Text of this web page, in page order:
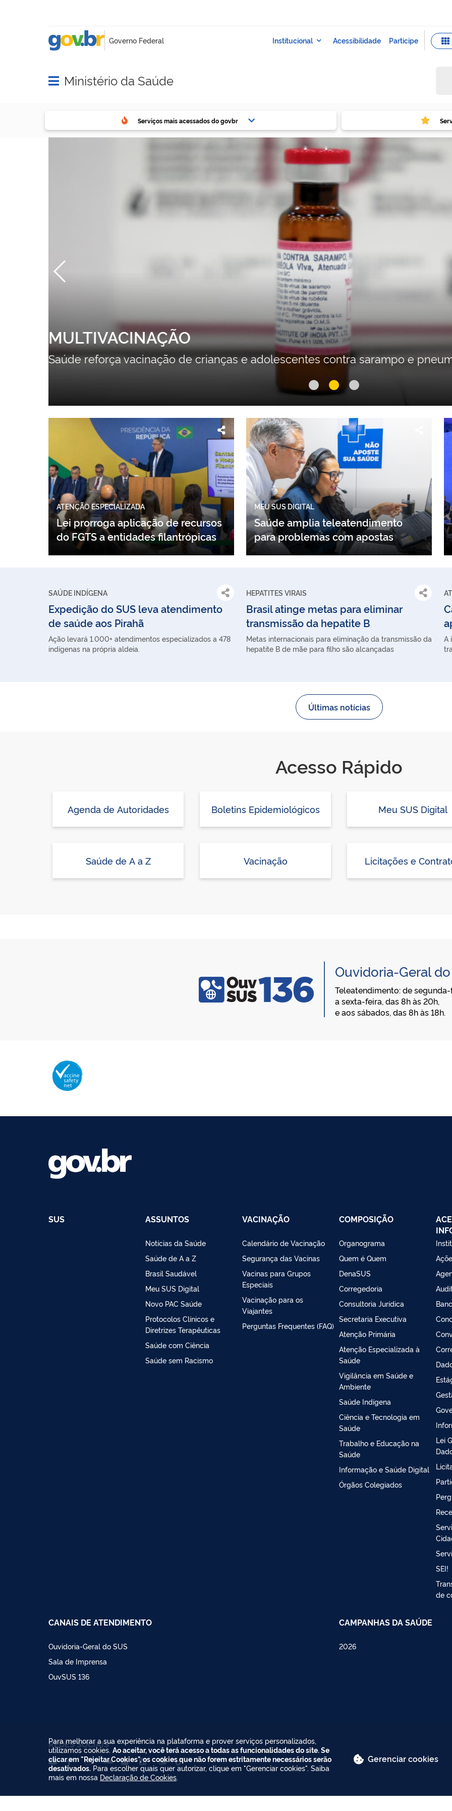
Abrir menu principal de navegação
Ministério da Saúde
Serviços mais acessados do govbr
ATENÇÃO ESPECIALIZADA
Ministro da Saúde visita Santa Casa de Curitiba e Hospital Angelina Caron
ATENÇÃO ESPECIALIZADA
Lei prorroga aplicação de recursos
do FGTS a entidades filantrópicas
MEU SUS DIGITAL
Saúde amplia teleatendimento
para problemas com apostas
SAÚDE INDÍGENA
Expedição do SUS leva atendimento
de saúde aos Pirahã
Ação levará 1.000+ atendimentos especializados a 478
indígenas na própria aldeia.
HEPATITES VIRAIS
Brasil atinge metas para eliminar
transmissão da hepatite B
Metas internacionais para eliminação da transmissão da
hepatite B de mãe para filho são alcançadas
A
Últimas notícias
Acesso Rápido
Agenda de Autoridades Boletins Epidemiológicos Meu SUS Digital
Saúde de A a Z Vacinação Licitações e
Ouvidoria-Geral do
Teleatendimento: de
a sexta-feira, das 8h às 20h,
e aos sábados, das 8h às 18h.
SUS ASSUNTOS
Notícias da Saúde
Saúde de A a Z
Brasil Saudável
Meu SUS Digital
Novo PAC Saúde
Protocolos Clínicos e
Diretrizes Terapêuticas
Saúde com Ciência
Saúde sem Racismo
VACINAÇÃO
Calendário de Vacinação
Segurança das Vacinas
Vacinas para Grupos
Especiais
Vacinação para os
Viajantes
Perguntas Frequentes (FAQ)
COMPOSIÇÃO
Organograma
Quem é Quem
DenaSUS
Corregedoria
Consultoria Jurídica
Secretaria Executiva
Atenção Primária
Atenção Especializada à
Saúde
Vigilância em Saúde e
Ambiente
Saúde Indígena
Ciência e Tecnologia em
Saúde
Trabalho e Educação na
Saúde
Informação e Saúde Digital
Órgãos Colegiados
Lei
SEI!
de
CANAIS DE ATENDIMENTO
Ouvidoria-Geral do SUS
Sala de Imprensa
OuvSUS 136
CAMPANHAS DA SAÚDE
2026
REDES SOCIAIS
Para melhorar a sua experiência na plataforma e prover serviços personalizados,
utilizamos cookies. Ao aceitar, você terá acesso a todas as funcionalidades do site. Se
clicar em "Rejeitar Cookies", os cookies que não forem estritamente necessários serão
desativados.Para escolher quais quer autorizar, clique em "Gerenciar cookies". Saiba
mais em nossa Declaração de Cookies.
Gerenciar cookies